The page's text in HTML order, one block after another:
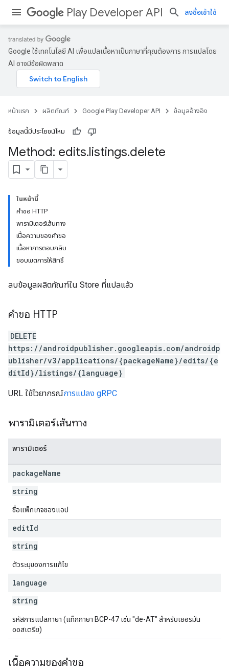
Play Developer API ลงชื่อเข้าใช้
Google ใช้เทคโนโลยี AI เพื่อแปลเนื้อหาเป็นภาษาที่คุณต้องการ การแปลโดย
AI อาจมีข้อผิดพลาด
หน้าแรก ผลิตภัณฑ์ Google Play Developer API ข้อมูลอ้างอิง
ข้อมูลนี้มีประโยชน์ไหม
Method: edits.listings.delete
ในหน้านี้
คำขอ HTTP
พารามิเตอร์เส้นทาง
เนื้อความของคำขอ
เนื้อหาการตอบกลับ
ขอบเขตการให้สิทธิ์
ลบข้อมูลผลิตภัณฑ์ใน Store ที่แปลแล้ว
คำขอ HTTP
DELETE
https://androidpublisher.googleapis.com/androidp
ublisher/v3/applications/{packageName}/edits/{e
ditId}/listings/{language}
URL ใช้ไวยากรณ์การแปลง gRPC
พารามิเตอร์เส้นทาง
พารามิเตอร์
packageName
string
ชื่อแพ็กเกจของแอป
editId
string
ตัวระบุของการแก้ไข
language
string
รหัสการแปลภาษา (แท็กภาษา BCP-47 เช่น "de-AT" สำหรับเยอรมัน
ออสเตรีย)
เนื้อความของคำขอ